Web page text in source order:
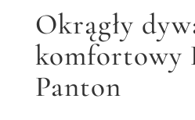
Okrągły
komfortowy
Panton